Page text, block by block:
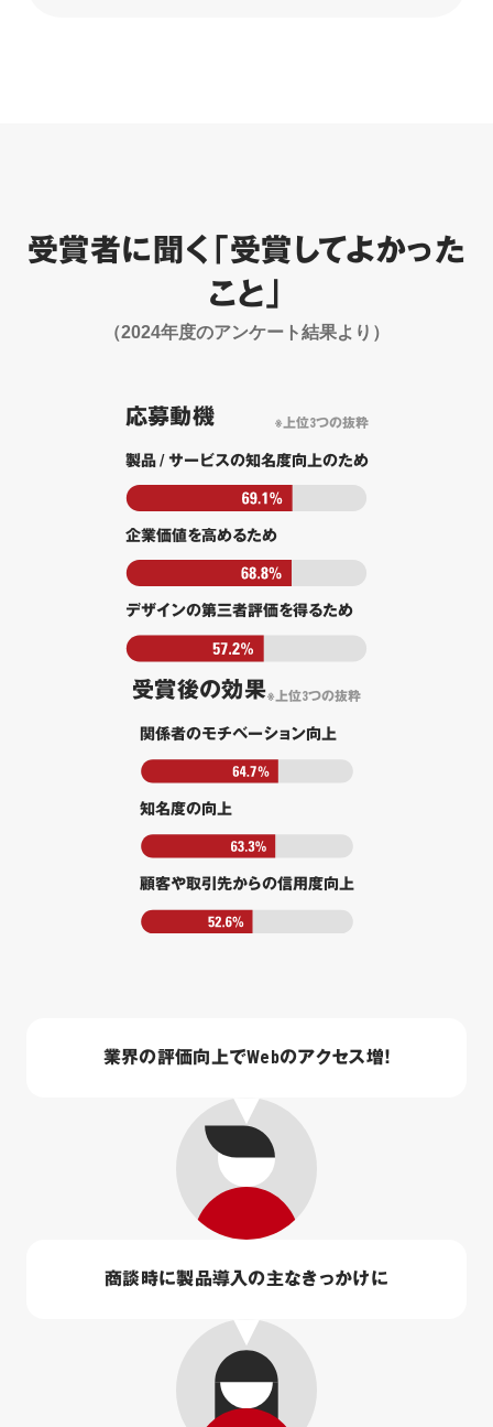
受賞者に聞く「受賞してよかった
こと」
（2024年度のアンケート結果より）
応募動機 ※上位3つの抜粋
製品 / サービスの知名度向上のため
企業価値を高めるため
デザインの第三者評価を得るため
受賞後の効果※上位3つの抜粋
関係者のモチベーション向上
知名度の向上
顧客や取引先からの信用度向上
業界の評価向上でWebのアクセス増！
商談時に製品導入の主なきっかけに